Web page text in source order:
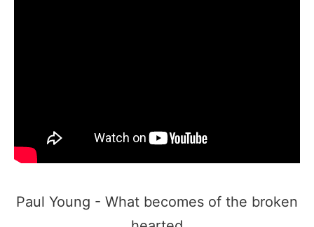
Paul Young - What becomes of the broken